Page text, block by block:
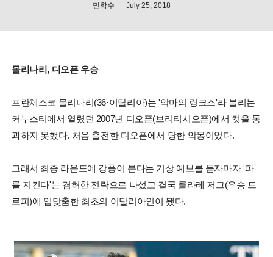
민학수 July 25, 2018
몰리나리, 디오픈 우승
프란체스코 몰리나리(36·이탈리아)는 '악마의 링크스'라 불리는
커누스티에서 열렸던 2007년 디오픈(브리티시오픈)에서 컷을 통
과하지 못했다. 처음 출전한 디오픈에서 당한 악몽이었다.
그래서 최종 라운드에 강풍이 분다는 기상 예보를 듣자마자 '파
를 지킨다'는 겸허한 전략으로 나섰고 결국 클라레 저그(우승 트
로피)에 입맞춤한 최초의 이탈리아인이 됐다.